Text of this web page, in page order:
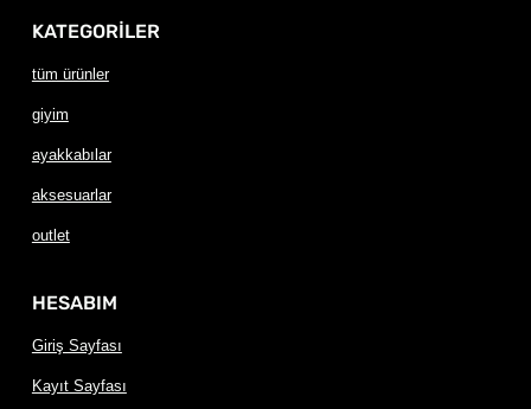
KATEGORİLER
tüm ürünler
giyim
ayakkabılar
aksesuarlar
outlet
HESABIM
Giriş Sayfası
Kayıt Sayfası